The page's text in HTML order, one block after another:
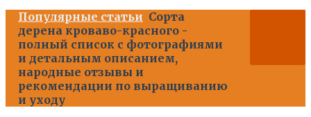
Популярные статьи Сорта
дерена кроваво-красного -
полный список с фотографиями
и детальным описанием,
народные отзывы и
рекомендации по выращиванию
и уходу